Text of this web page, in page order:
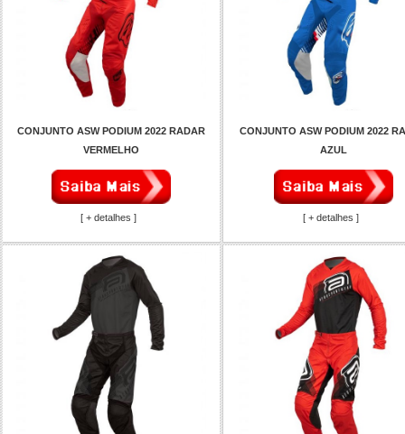
CONJUNTO ASW PODIUM 2022 RADAR
VERMELHO
[ + detalhes ]
CONJUNTO ASW PODIUM 2022
AZUL
[ + detalhes ]